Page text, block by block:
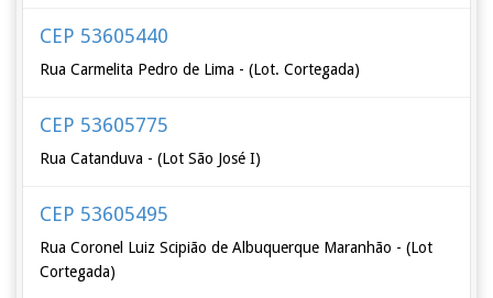
CEP 53605440
Rua Carmelita Pedro de Lima - (Lot. Cortegada)
CEP 53605775
Rua Catanduva - (Lot São José I)
CEP 53605495
Rua Coronel Luiz Scipião de Albuquerque Maranhão - (Lot
Cortegada)